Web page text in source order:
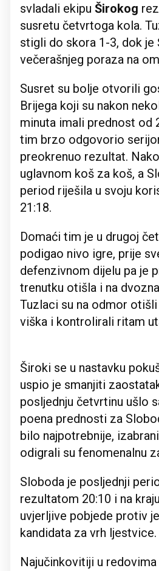
svladali ekipu Širokog
susretu četvrtoga kola.
stigli do skora 1-3, dok je
večerašnjeg poraza na
Susret su bolje otvorili
Brijega koji su nakon
minuta imali prednost od
tim brzo odgovorio
preokrenuo rezultat.
uglavnom koš za koš, a
period riješila u svoju
21:18.
Domaći tim je u drugoj
podigao nivo igre, prije
defenzivnom dijelu pa je
trenutku otišla i na
Tuzlaci su na odmor
viška i kontrolirali ritam
Široki se u nastavku
uspio je smanjiti
posljednju četvrtinu ušlo
poena prednosti za
bilo najpotrebnije,
odigrali su fenomenalnu
Sloboda je posljednji
rezultatom 20:10 i na
uvjerljive pobjede protiv
kandidata za vrh ljestvice.
Najučinkovitiji u